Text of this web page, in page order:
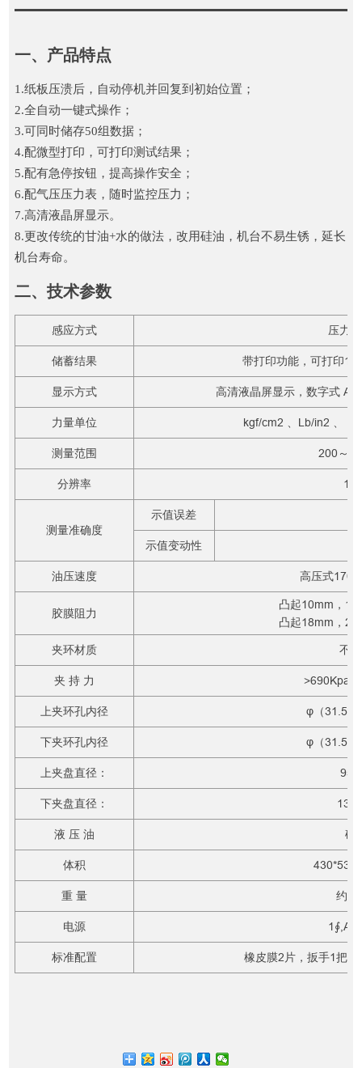
一、产品特点
1.纸板压溃后，自动停机并回复到初始位置；
2.全自动一键式操作；
3.可同时储存50组数据；
4.配微型打印，可打印测试结果；
5.配有急停按钮，提高操作安全；
6.配气压压力表，随时监控压力；
7.高清液晶屏显示。
8.更改传统的甘油+水的做法，改用硅油，机台不易生锈，延长
机台寿命。
二、技术参数
感应方式 压力
储蓄结果 带打印功能，可打印10
显示方式 高清液晶屏显示，数字式 A/
力量单位 kgf/cm2 、Lb/in2 、
测量范围 200～
分辨率
测量准确度
示值误差
示值变动性
油压速度 高压式
胶膜阻力
凸起10mm，
凸起18mm，
夹环材质 不
夹 持 力 >690Kpa
上夹环孔内径 φ（
下夹环孔内径 φ（
上夹盘直径：
下夹盘直径：
液 压 油 硅
体积
重 量 约
电源
标准配置 橡皮膜2片，扳手1把